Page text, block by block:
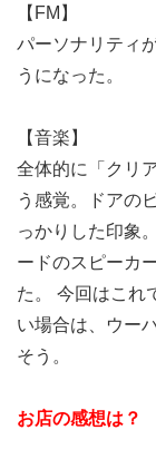
【FM】
パーソナリティ
うになった。
【音楽】
全体的に「クリ
う感覚。ドアの
っかりした印象
ードのスピーカ
た。 今回はこれ
い場合は、ウー
そう。
お店の感想は？